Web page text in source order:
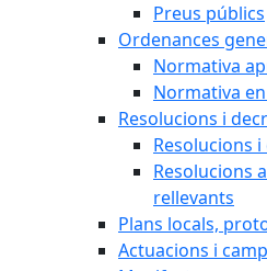
Preus públics
Ordenances
Normativa
Normativa
Resolucions i
Resolucions
Resolucions
rellevants
Plans locals,
Actuacions i